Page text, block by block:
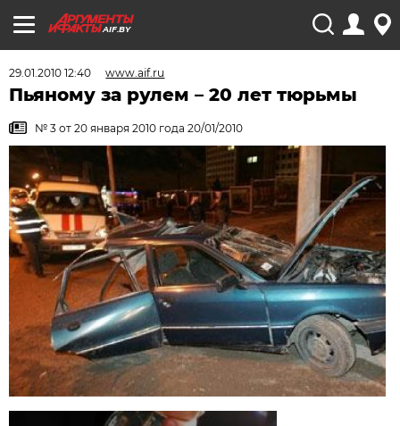
AIF.BY
29.01.2010 12:40 www.aif.ru
Пьяному за рулем – 20 лет тюрьмы
№ 3 от 20 января 2010 года 20/01/2010